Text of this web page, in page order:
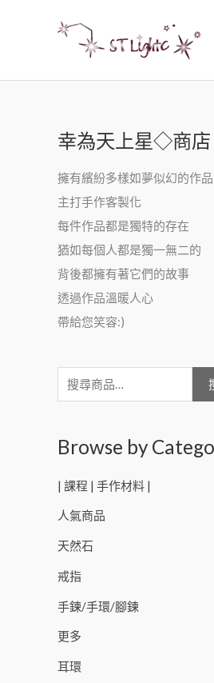
幸為天上星◇商店
擁有繽紛多樣如夢似幻的作品
主打手作客製化
每件作品都是獨特的存在
猶如每個人都是獨一無二的
背後都擁有著它們的故事
透過作品溫暖人心
帶給您笑容:)
Browse by
| 課程 | 手作材料 |
人氣商品
天然石
戒指
手鍊/手環/腳鍊
更多
耳環